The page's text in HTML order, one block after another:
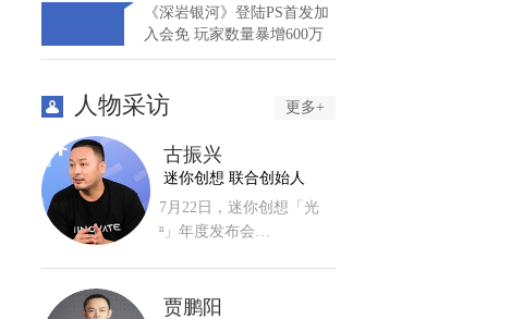
《深岩银河》登陆PS首发加
入会免 玩家数量暴增600万
人物采访 更多+
古振兴
迷你创想 联合创始人
7月22日，迷你创想「光
ⁿ」年度发布会…
贾鹏阳